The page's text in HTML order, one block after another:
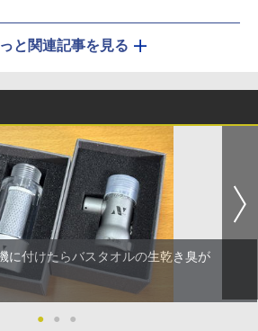
と関連記事を見る
に付けたらバスタオルの生乾き臭が
● ● ●